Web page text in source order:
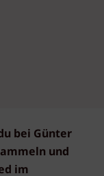
bei Günter
und
im